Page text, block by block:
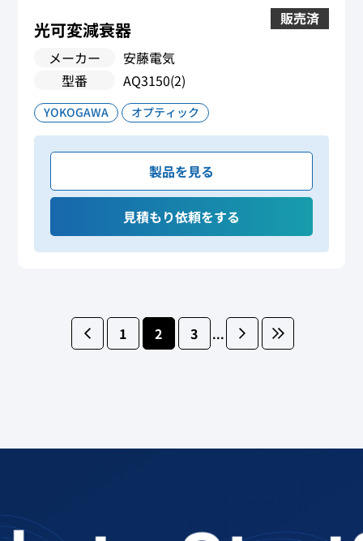
販売済
光可変減衰器
メーカー
安藤電気
型番
AQ3150(2)
YOKOGAWA オプティック
製品を見る
見積もり依頼をする
< 1 2 3 ... > »